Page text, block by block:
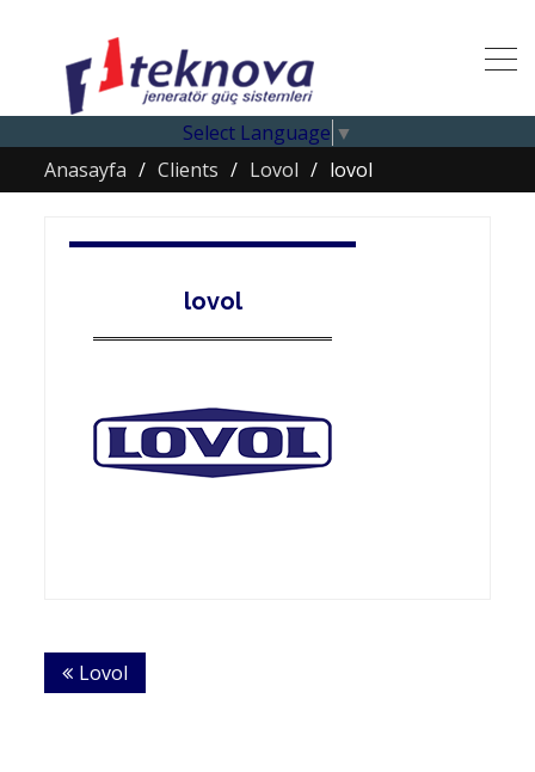
Select Language ▼
Anasayfa
Clients Lovol lovol
lovol
Yazı
dolaşımı
Lovol